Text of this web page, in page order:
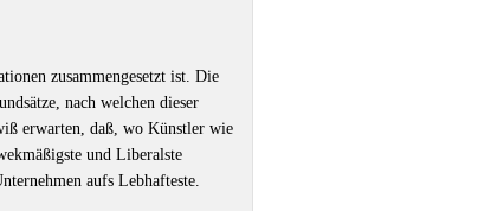
zusammengesetzt ist. Die
nach welchen dieser
erwarten, daß, wo Künstler wie
und Liberalste
aufs Lebhafteste.